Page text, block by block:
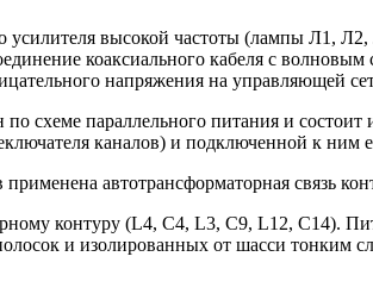
усилителя высокой частоты (лампы Л1,
коаксиального кабеля с
напряжения на управляющей
схеме параллельного питания и
каналов) и подключенной к ним
автотрансформаторная связь
контуру (L4, C4, L3, C9, L12, С14).
и изолированных от шасси тонким